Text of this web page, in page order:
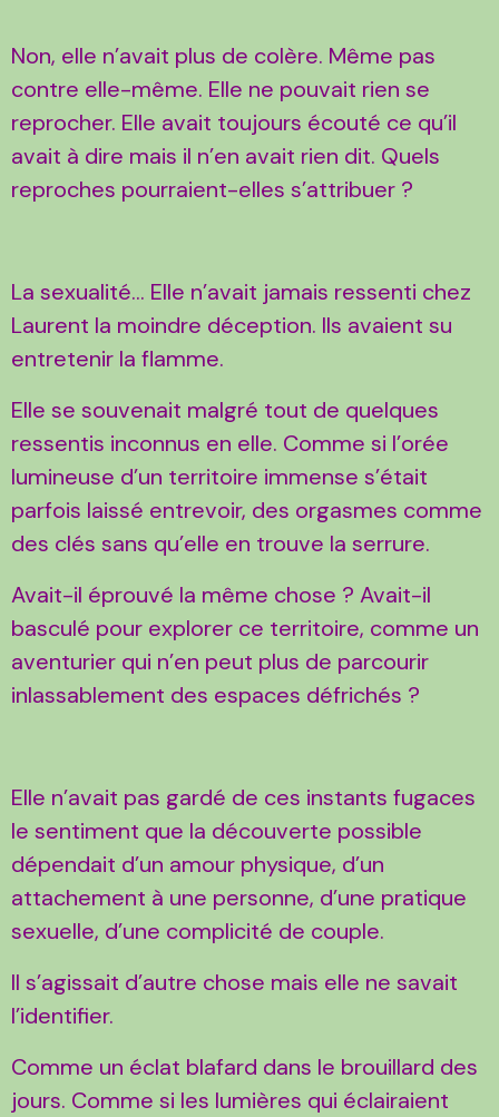
Non, elle n’avait plus de colère. Même pas
contre elle-même. Elle ne pouvait rien se
reprocher. Elle avait toujours écouté ce qu’il
avait à dire mais il n’en avait rien dit. Quels
reproches pourraient-elles s’attribuer ?
La sexualité… Elle n’avait jamais ressenti chez
Laurent la moindre déception. Ils avaient su
entretenir la flamme.
Elle se souvenait malgré tout de quelques
ressentis inconnus en elle. Comme si l’orée
lumineuse d’un territoire immense s’était
parfois laissé entrevoir, des orgasmes comme
des clés sans qu’elle en trouve la serrure.
Avait-il éprouvé la même chose ? Avait-il
basculé pour explorer ce territoire, comme un
aventurier qui n’en peut plus de parcourir
inlassablement des espaces défrichés ?
Elle n’avait pas gardé de ces instants fugaces
le sentiment que la découverte possible
dépendait d’un amour physique, d’un
attachement à une personne, d’une pratique
sexuelle, d’une complicité de couple.
Il s’agissait d’autre chose mais elle ne savait
l’identifier.
Comme un éclat blafard dans le brouillard des
jours. Comme si les lumières qui éclairaient